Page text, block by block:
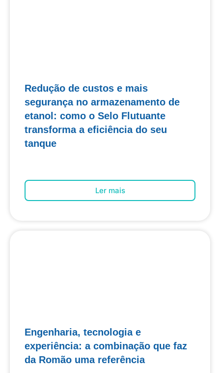
Redução de custos e mais
segurança no armazenamento de
etanol: como o Selo Flutuante
transforma a eficiência do seu
tanque
Ler mais
Engenharia, tecnologia e
experiência: a combinação que faz
da Romão uma referência